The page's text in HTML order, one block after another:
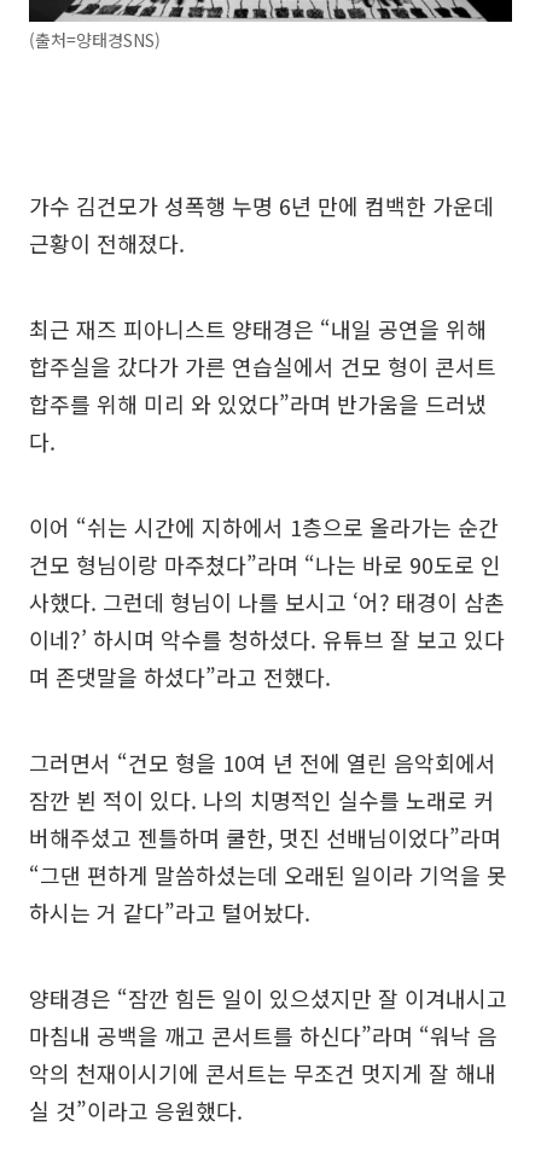
(출처=양태경SNS)
가수 김건모가 성폭행 누명 6년 만에 컴백한 가운데
근황이 전해졌다.
최근 재즈 피아니스트 양태경은 “내일 공연을 위해
합주실을 갔다가 가른 연습실에서 건모 형이 콘서트
합주를 위해 미리 와 있었다”라며 반가움을 드러냈
다.
이어 “쉬는 시간에 지하에서 1층으로 올라가는 순간
건모 형님이랑 마주쳤다”라며 “나는 바로 90도로 인
사했다. 그런데 형님이 나를 보시고 ‘어? 태경이 삼촌
이네?’ 하시며 악수를 청하셨다. 유튜브 잘 보고 있다
며 존댓말을 하셨다”라고 전했다.
그러면서 “건모 형을 10여 년 전에 열린 음악회에서
잠깐 뵌 적이 있다. 나의 치명적인 실수를 노래로 커
버해주셨고 젠틀하며 쿨한, 멋진 선배님이었다”라며
“그댄 편하게 말씀하셨는데 오래된 일이라 기억을 못
하시는 거 같다”라고 털어놨다.
양태경은 “잠깐 힘든 일이 있으셨지만 잘 이겨내시고
마침내 공백을 깨고 콘서트를 하신다”라며 “워낙 음
악의 천재이시기에 콘서트는 무조건 멋지게 잘 해내
실 것”이라고 응원했다.